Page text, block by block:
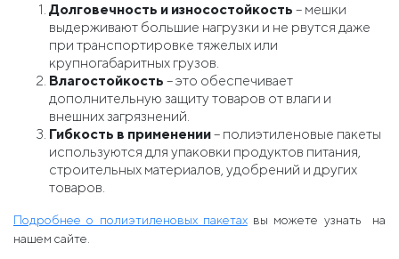
Долговечность и износостойкость – мешки
выдерживают большие нагрузки и не рвутся даже
при транспортировке тяжелых или
крупногабаритных грузов.
Влагостойкость – это обеспечивает
дополнительную защиту товаров от влаги и
внешних загрязнений.
Гибкость в применении– полиэтиленовые пакеты
используются для упаковки продуктов питания,
строительных материалов, удобрений и других
товаров.
Подробнее о полиэтиленовых пакетахвы можете узнать на
нашем сайте.